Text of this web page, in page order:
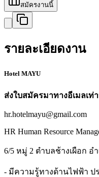
สมัครงานนี้
รายละเอียดงาน
Hotel MAYU
ส่งใบสมัครมาทางอีเมลเท่
hr.hotelmayu@gmail.com
HR Human Resource
6/5 หมู่ 2 ตำบลช้างเผือก อ
- มีความรู้ทางด้านไฟฟ้า ป